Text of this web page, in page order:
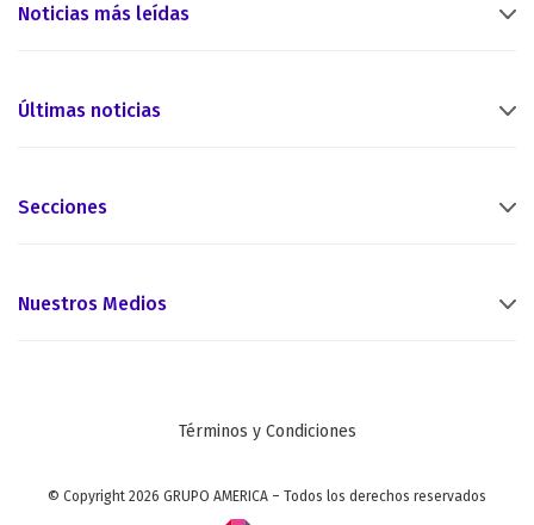
Noticias más leídas
Últimas noticias
Secciones
Nuestros Medios
Términos y Condiciones
© Copyright 2026 GRUPO AMERICA – Todos los derechos reservados